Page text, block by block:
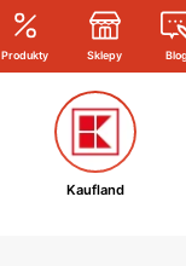
Produkty Sklepy Blog
Kaufland